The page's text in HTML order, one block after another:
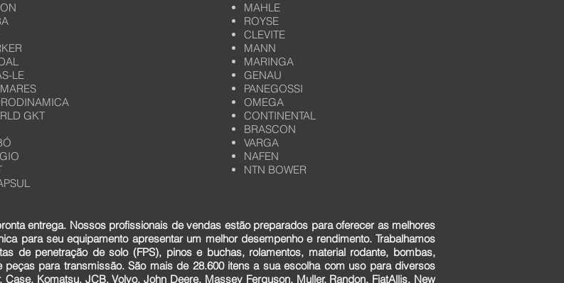
LE
GKT
MAHLE
ROYSE
CLEVITE
MANN
MARINGA
GENAU
PANEGOSSI
OMEGA
CONTINENTAL
BRASCON
VARGA
NAFEN
NTN BOWER
entrega. Nossos profissionais de vendas estão preparados para oferecer as melhores
para seu equipamento apresentar um melhor desempenho e rendimento. Trabalhamos
de penetração de solo (FPS), pinos e buchas, rolamentos, material rodante, bombas,
para transmissão. São mais de 28.600 itens a sua escolha com uso para diversos
Komatsu, JCB, Volvo, John Deere, Massey Ferguson, Muller, Randon, FiatAllis, New